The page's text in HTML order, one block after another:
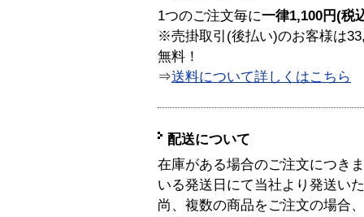
1つのご注文毎に一律1,100円(税
※売掛取引(後払い)のお客様は
無料！
⇒送料について詳しくはこちら
配送について
在庫がある場合のご注文につき
いる発送日にて当社より発送い
尚、複数の商品をご注文の場合